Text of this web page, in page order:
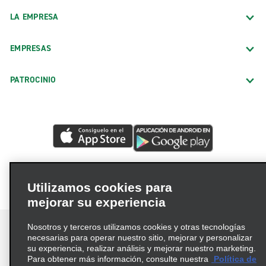
Amherst
Austintown
Brunswick
Canton, Market Ave.
Centerville, Loop Rd.
LA EMPRESA
EMPRESAS
PATROCINIO
Utilizamos cookies para
mejorar su experiencia
Nosotros y terceros utilizamos cookies y otras tecnologías
necesarias para operar nuestro sitio, mejorar y personalizar
su experiencia, realizar análisis y mejorar nuestro marketing.
Para obtener más información, consulte nuestra
Política de